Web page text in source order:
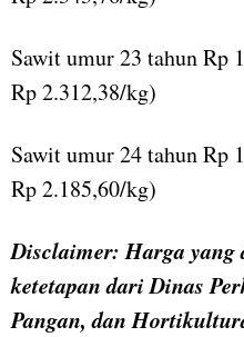
Sawit umur 23 tahun Rp
Rp 2.312,38/kg)
Sawit umur 24 tahun Rp
Rp 2.185,60/kg)
Disclaimer: Harga yang
ketetapan dariDinas
Pangan, dan